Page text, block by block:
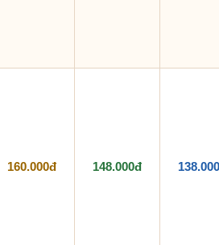
160.000đ 148.000đ